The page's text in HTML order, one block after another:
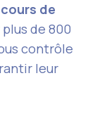
cours de
de 800
contrôle
leur